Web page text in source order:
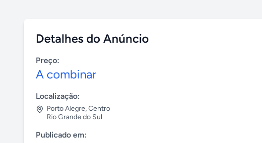
Detalhes do Anúncio
Preço:
A combinar
Localização:
Porto Alegre,Centro
Rio Grande do Sul
Publicado em: